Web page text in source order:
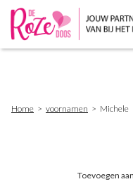
Home voornamen Michele
Toevoegen